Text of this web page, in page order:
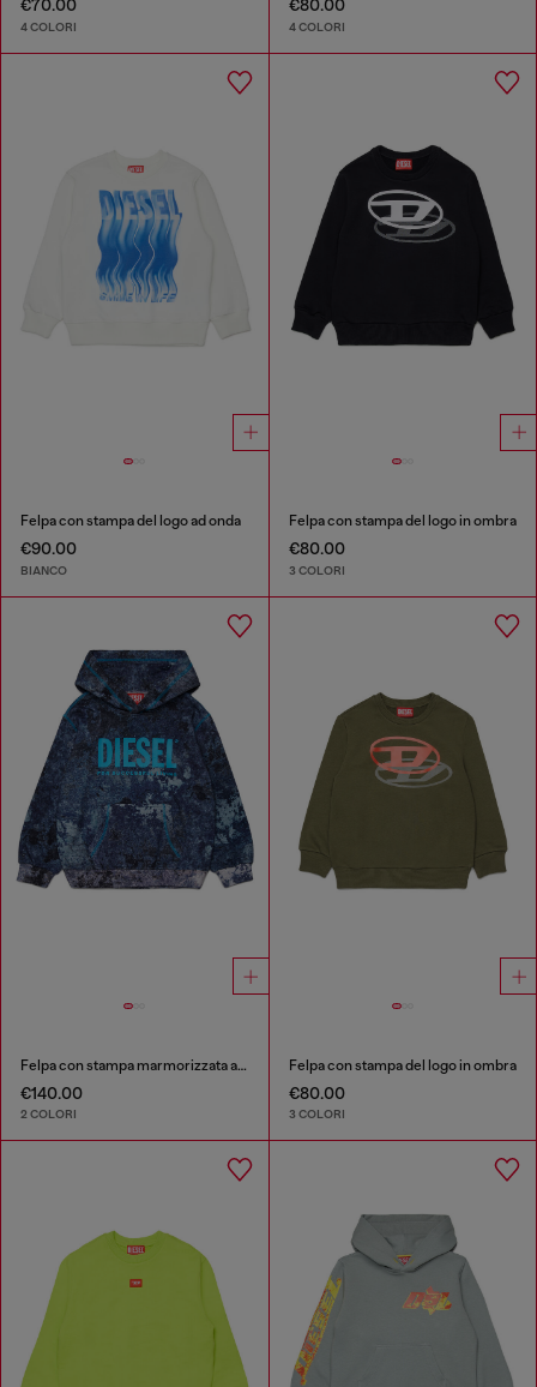
€70.00
4 COLORI
€80.00
4 COLORI
Felpa con stampa del logo ad onda
€90.00
BIANCO
Felpa con stampa del logo in ombra
€80.00
3 COLORI
Felpa con stampa marmorizzata all-over
€140.00
2 COLORI
Felpa con stampa del logo in ombra
€80.00
3 COLORI